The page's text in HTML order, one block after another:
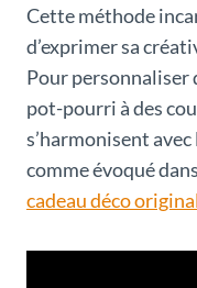
Cette méthode
d’exprimer sa
Pour personnaliser
pot-pourri à des
s’harmonisent
comme évoqué
cadeau déco